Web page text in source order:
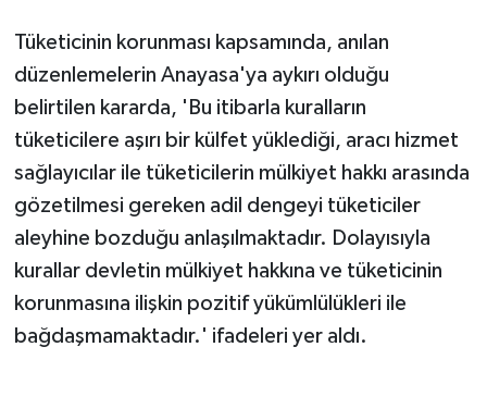
Tüketicinin korunması kapsamında, anılan
düzenlemelerin Anayasa'ya aykırı olduğu
belirtilen kararda, 'Bu itibarla kuralların
tüketicilere aşırı bir külfet yüklediği, aracı hizmet
sağlayıcılar ile tüketicilerin mülkiyet hakkı arasında
gözetilmesi gereken adil dengeyi tüketiciler
aleyhine bozduğu anlaşılmaktadır. Dolayısıyla
kurallar devletin mülkiyet hakkına ve tüketicinin
korunmasına ilişkin pozitif yükümlülükleri ile
bağdaşmamaktadır.' ifadeleri yer aldı.